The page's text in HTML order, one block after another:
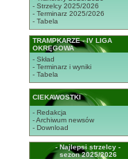
- Strzelcy 2025/2026
- Terminarz 2025/2026
- Tabela
TRAMPKARZE - IV LIGA
OKRĘGOWA
- Skład
- Terminarz i wyniki
- Tabela
CIEKAWOSTKI
- Redakcja
- Archiwum newsów
- Download
- Najlepsi strzelcy -
sezon 2025/2026